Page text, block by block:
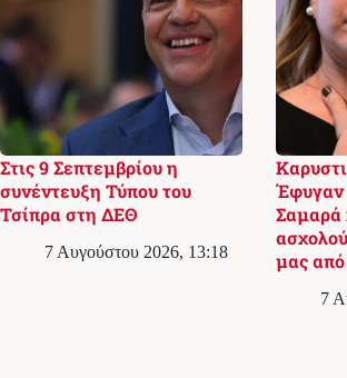
Στις 9 Σεπτεμβρίου η
συνέντευξη Τύπου του
Τσίπρα στη ΔΕΘ
7 Αυγούστου 2026, 13:18
Έφυγαν
Σαμαρά
μας
7